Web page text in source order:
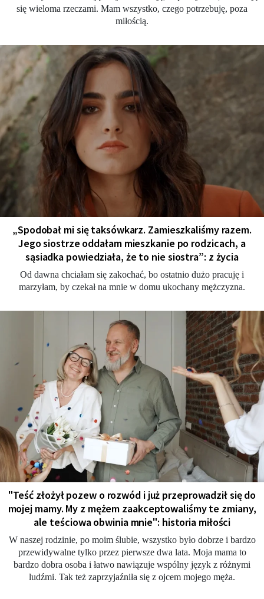
się wieloma rzeczami. Mam wszystko, czego potrzebuję, poza
miłością.
„Spodobał mi się taksówkarz. Zamieszkaliśmy razem.
Jego siostrze oddałam mieszkanie po rodzicach, a
sąsiadka powiedziała, że to nie siostra”: z życia
Od dawna chciałam się zakochać, bo ostatnio dużo pracuję i
marzyłam, by czekał na mnie w domu ukochany mężczyzna.
"Teść złożył pozew o rozwód i już przeprowadził się do
mojej mamy. My z mężem zaakceptowaliśmy te zmiany,
ale teściowa obwinia mnie": historia miłości
W naszej rodzinie, po moim ślubie, wszystko było dobrze i bardzo
przewidywalne tylko przez pierwsze dwa lata. Moja mama to
bardzo dobra osoba i łatwo nawiązuje wspólny język z różnymi
ludźmi. Tak też zaprzyjaźniła się z ojcem mojego męża.